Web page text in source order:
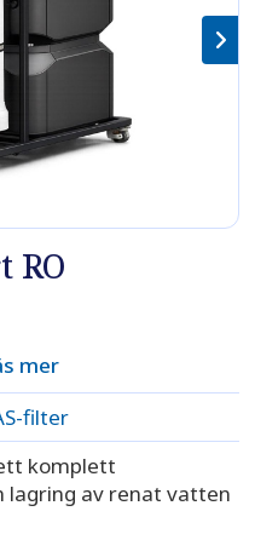
RO
mer
filter
komplett
lagring av renat vatten